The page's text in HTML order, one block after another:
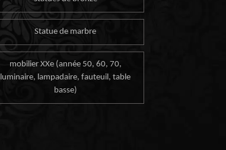
Statue de marbre
mobilier XXe (année 50, 60, 70,
luminaire, lampadaire, fauteuil, table
basse)